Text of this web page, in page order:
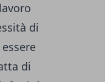
di
di